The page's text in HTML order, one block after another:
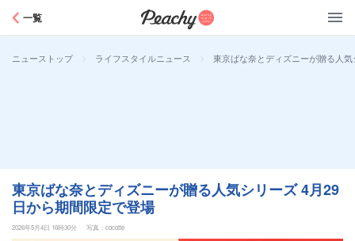
一覧
ニューストップ > ライフスタイルニュース > 東京ばな奈とディズニーが贈る人
東京ばな奈とディズニーが贈る人気シリーズ 4月29
日から期間限定で登場
2026年5月4日 16時30分 写真：cocotte